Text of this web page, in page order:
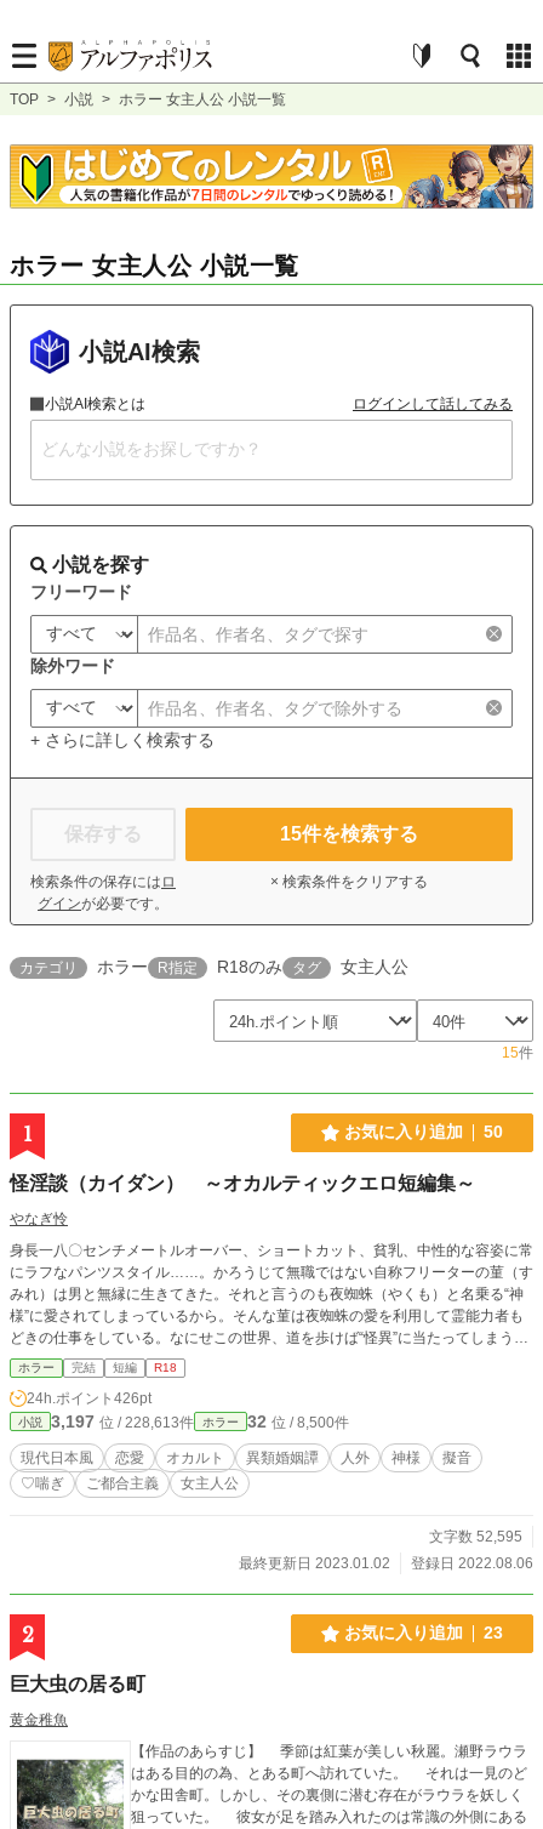
TOP > 小説 > ホラー 女主人公 小説一覧
ホラー 女主人公 小説一覧
小説AI検索
小説AI検索とは ログインして話してみる
小説を探す
フリーワード
除外ワード
+ さらに詳しく検索する
保存する
検索条件の保存には ロ
グインが必要です。
15件を検索する
× 検索条件をクリアする
カテゴリ ホラー R指定 R18のみ タグ 女主人公
15件
1 お気に入り追加 50
怪淫談（カイダン） ～オカルティックエロ短編集～
やなぎ怜
身長一八〇センチメートルオーバー、ショートカット、貧乳、中性的な容姿に常
にラフなパンツスタイル……。かろうじて無職ではない自称フリーターの菫（す
みれ）は男と無縁に生きてきた。それと言うのも夜蜘蛛（やくも）と名乗る“神
様”に愛されてしまっているから。そんな菫は夜蜘蛛の愛を利用して霊能力者も
どきの仕事をしている。なにせこの世界、道を歩けば“怪異”に当たってしまうく
らいなので――。 そんな一人と一柱がエッチしたりしなかったりしつつ、“怪
異”を解決したりしなかったりするオカルトエロストーリー。 ※色々と習作。主
人公orゲストモブ女子がエロい目に遭う話。エロ含めて基本全体的に馬鹿馬鹿し
い雰囲気なのでホラー要素はそれほど強くないです。 ※現在エピソード3まで掲
載（エピソード毎読切型です）。
ホラー 完結 短編 R18
24h.ポイント 426pt
小説 3,197 位 / 228,613件 ホラー 32 位 / 8,500件
現代日本風 恋愛 オカルト 異類婚姻譚 人外 神様
擬音
♡喘ぎ
ご都合主義 女主人公
文字数 52,595
最終更新日 2023.01.02
登録日 2022.08.06
2 お気に入り追加 23
巨大虫の居る町
黄金稚魚
【作品のあらすじ】 季節は紅葉が美しい秋麗。瀬野ラウラ
はある目的の為、とある町へ訪れていた。 それは一見のど
かな田舎町。しかし、その裏側に潜む存在がラウラを妖しく
狙っていた。 彼女が足を踏み入れたのは常識の外側にある